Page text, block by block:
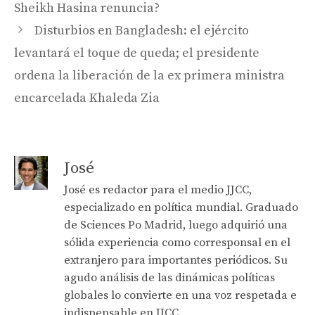
Sheikh Hasina renuncia?
Disturbios en Bangladesh: el ejército
levantará el toque de queda; el presidente
ordena la liberación de la ex primera ministra
encarcelada Khaleda Zia
José
José es redactor para el medio JJCC,
especializado en política mundial. Graduado
de Sciences Po Madrid, luego adquirió una
sólida experiencia como corresponsal en el
extranjero para importantes periódicos. Su
agudo análisis de las dinámicas políticas
globales lo convierte en una voz respetada e